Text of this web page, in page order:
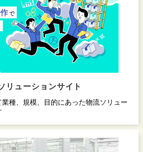
リューションサイト
種、規模、目的にあった物流ソリュー